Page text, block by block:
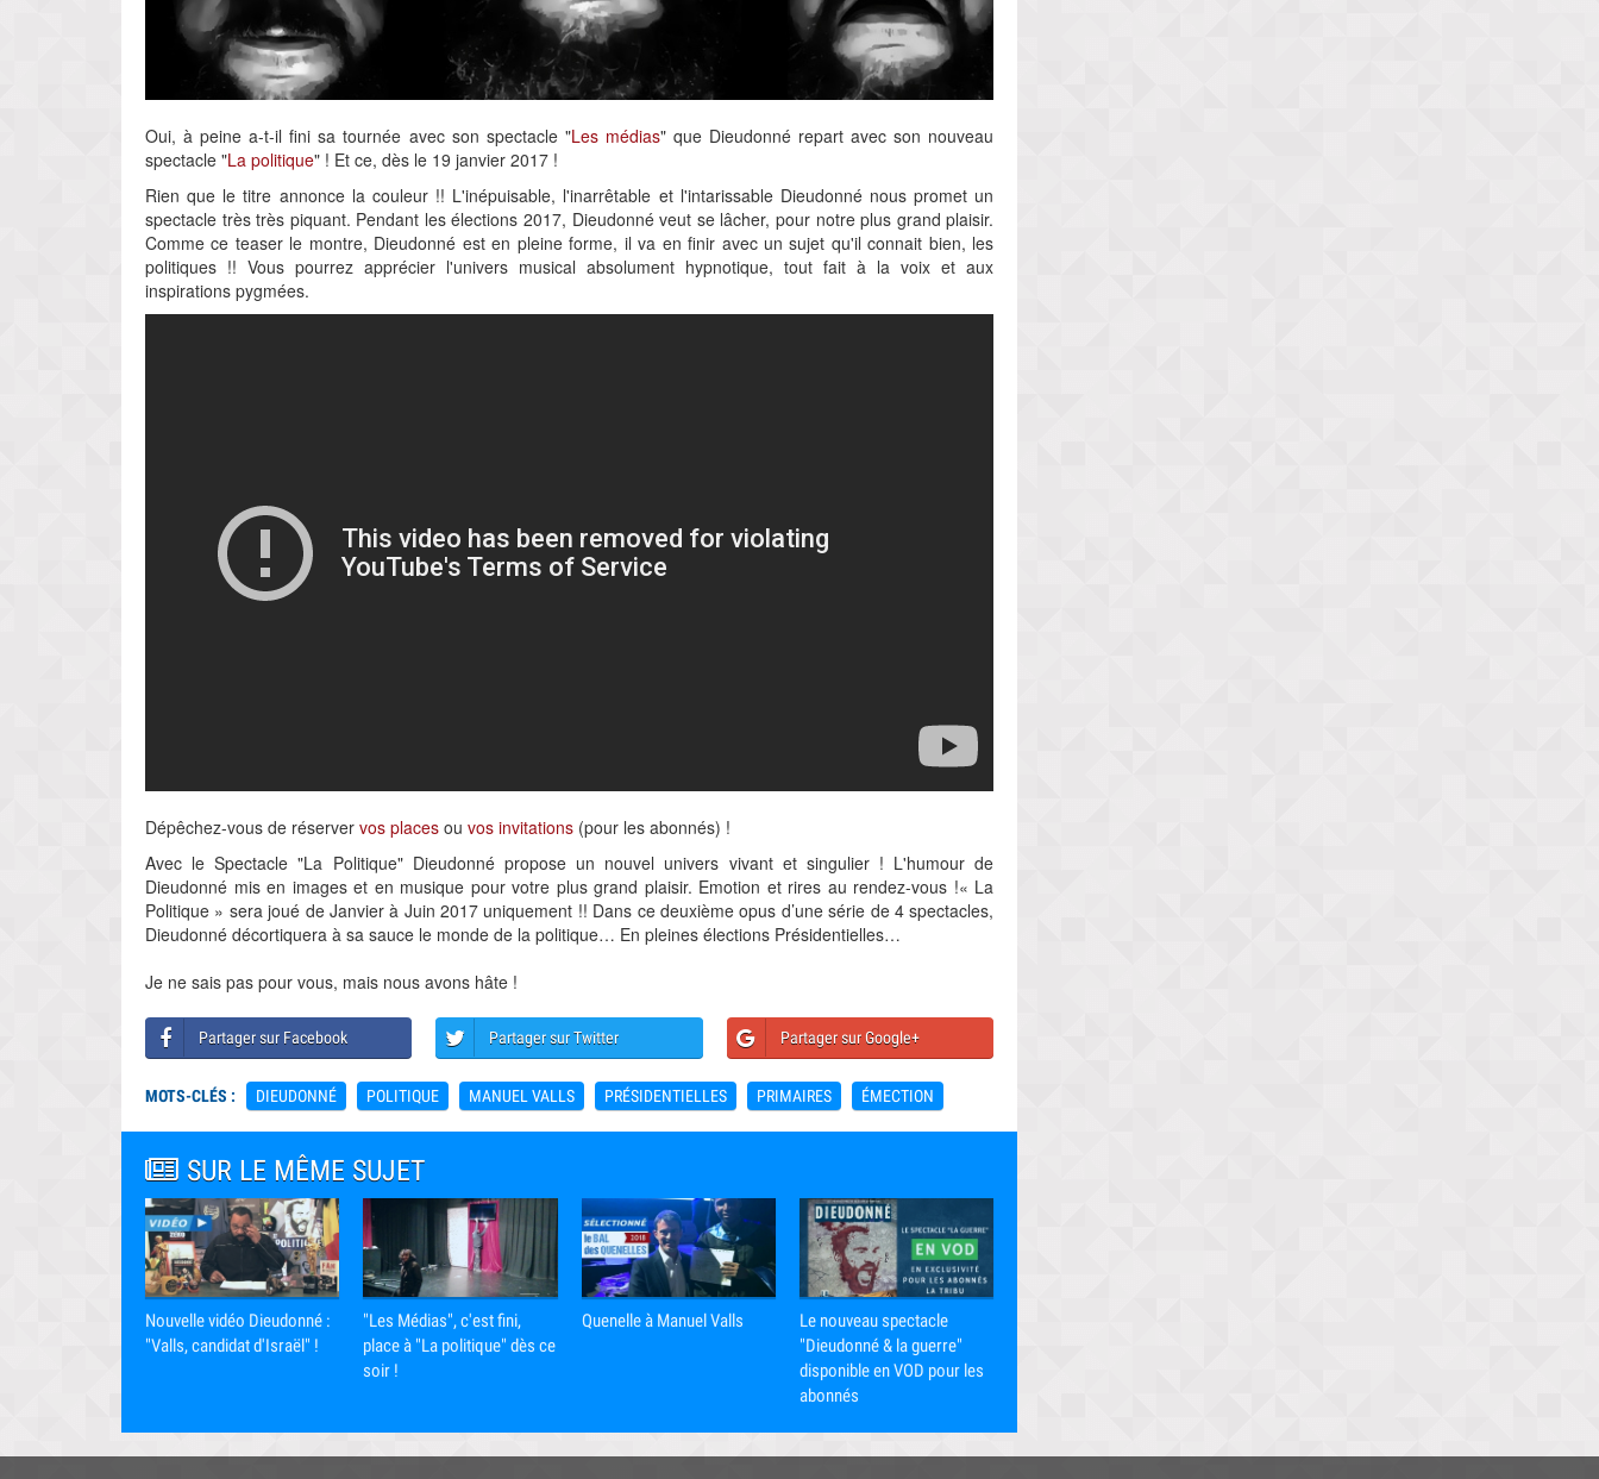
Oui, à peine a-t-il fini sa tournée avec son spectacle "Les médias" que Dieudonné repart avec son nouveau
spectacle "La politique" ! Et ce, dès le 19 janvier 2017 !
Rien que le titre annonce la couleur !! L'inépuisable, l'inarrêtable et l'intarissable Dieudonné nous promet un
spectacle très très piquant. Pendant les élections 2017, Dieudonné veut se lâcher, pour notre plus grand plaisir.
Comme ce teaser le montre, Dieudonné est en pleine forme, il va en finir avec un sujet qu'il connait bien, les
politiques !! Vous pourrez apprécier l'univers musical absolument hypnotique, tout fait à la voix et aux
inspirations pygmées.
Dépêchez-vous de réserver vos places ou vos invitations (pour les abonnés) !
Avec le Spectacle "La Politique" Dieudonné propose un nouvel univers vivant et singulier ! L'humour de
Dieudonné mis en images et en musique pour votre plus grand plaisir. Emotion et rires au rendez-vous !« La
Politique » sera joué de Janvier à Juin 2017 uniquement !! Dans ce deuxième opus d’une série de 4 spectacles,
Dieudonné décortiquera à sa sauce le monde de la politique… En pleines élections Présidentielles…
Je ne sais pas pour vous, mais nous avons hâte !
Partager sur Facebook Partager sur Twitter Partager sur Google+
MOTS-CLÉS : DIEUDONNÉ POLITIQUE MANUEL VALLS PRÉSIDENTIELLES PRIMAIRES ÉMECTION
SUR LE MÊME SUJET
Nouvelle vidéo Dieudonné :
"Valls, candidat d'Israël" !
"Les Médias", c'est fini,
place à "La politique" dès ce
soir !
Quenelle à Manuel Valls
Le nouveau spectacle
"Dieudonné & la guerre"
disponible en VOD pour les
abonnés